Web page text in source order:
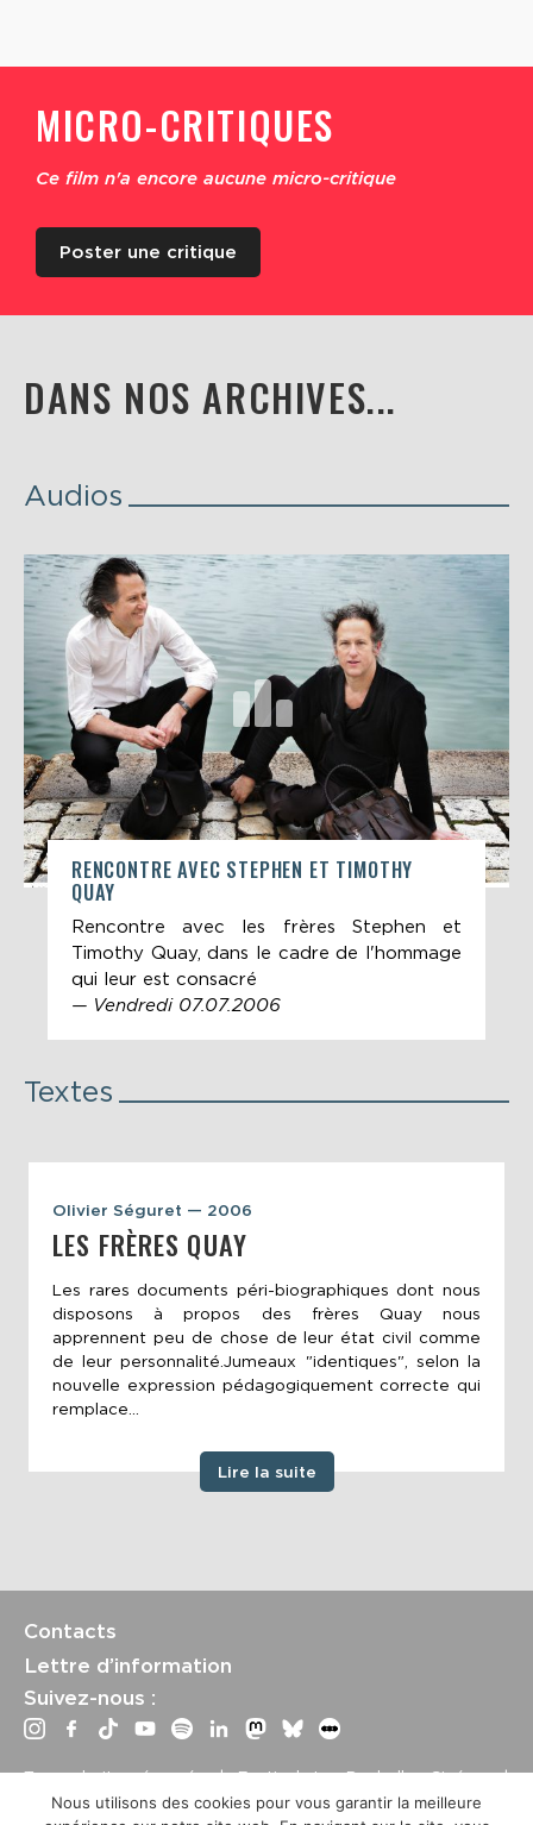
MICRO-CRITIQUES
Ce film n'a encore aucune micro-critique
Poster une critique
DANS NOS ARCHIVES...
Audios
RENCONTRE AVEC STEPHEN ET TIMOTHY
QUAY
Rencontre avec les frères Stephen et
Timothy Quay, dans le cadre de l'hommage
qui leur est consacré
— Vendredi 07.07.2006
Textes
Olivier Séguret — 2006
LES FRÈRES QUAY
Les rares documents péri-biographiques dont nous
disposons à propos des frères Quay nous
apprennent peu de chose de leur état civil comme
de leur personnalité.Jumeaux "identiques", selon la
nouvelle expression pédagogiquement correcte qui
remplace...
Lire la suite
Contacts
Lettre d’information
Suivez-nous :
Tous droits réservés | Festival La Rochelle Cinéma |
International Film Festival – Mentions légales –Conditions
Nous utilisons des cookies pour vous garantir la meilleure